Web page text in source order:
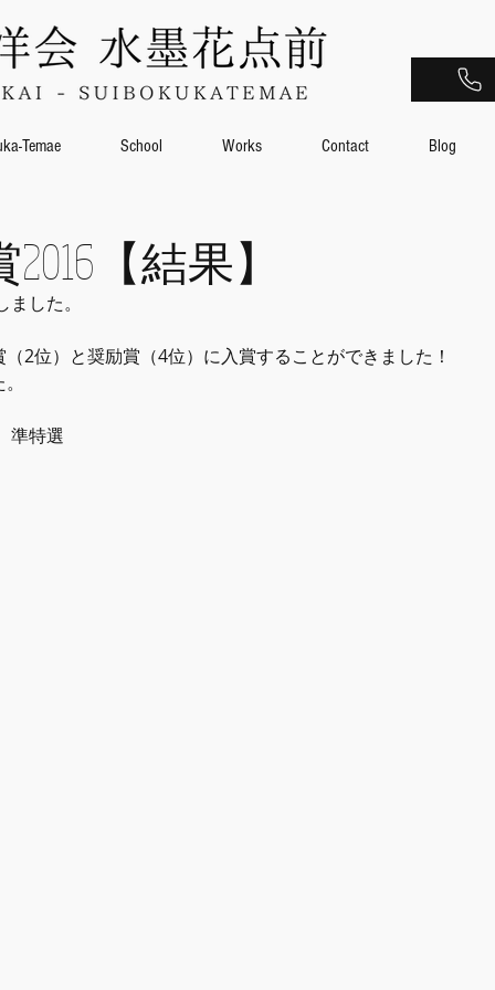
Temae School Works Contact Blog
【結果】
した。
2位）と奨励賞（4位）に入賞することができました！
準特選